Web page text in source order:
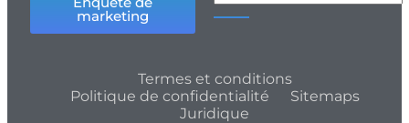
marketing
Termes et conditions
Politique de confidentialité
Sitemaps
Juridique